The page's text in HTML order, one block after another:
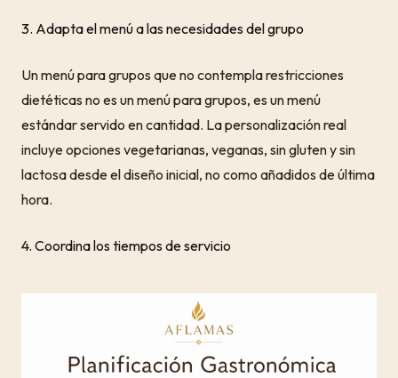
3. Adapta el menú a las necesidades del grupo
Un menú para grupos que no contempla restricciones
dietéticas no es un menú para grupos, es un menú
estándar servido en cantidad. La personalización real
incluye opciones vegetarianas, veganas, sin gluten y sin
lactosa desde el diseño inicial, no como añadidos de última
hora.
4. Coordina los tiempos de servicio